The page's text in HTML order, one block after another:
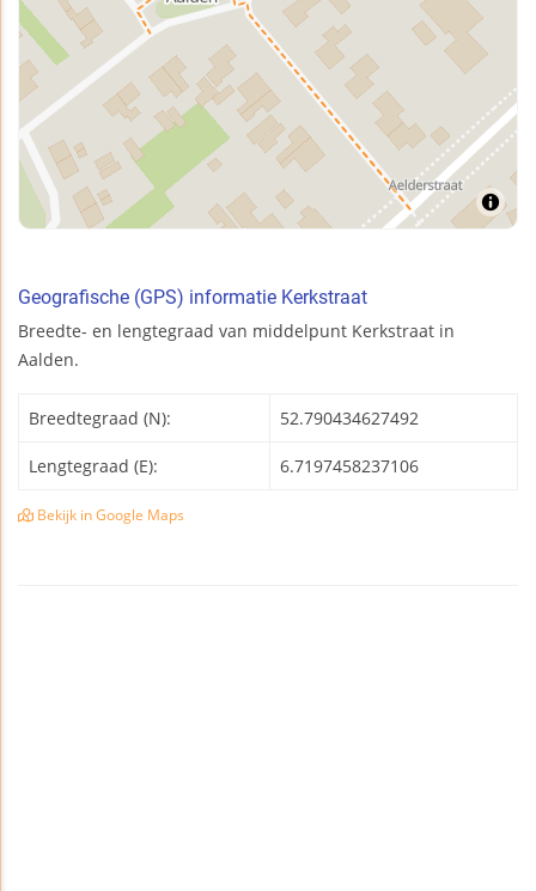
Geografische (GPS) informatie Kerkstraat
Breedte- en lengtegraad van middelpunt Kerkstraat in
Aalden.
Breedtegraad (N): 52.790434627492
Lengtegraad (E): 6.7197458237106
Bekijk in Google Maps